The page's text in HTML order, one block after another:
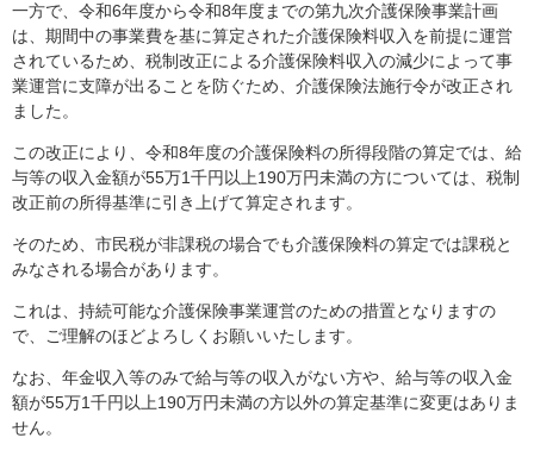
一方で、令和6年度から令和8年度までの第九次介護保険事業計画
は、期間中の事業費を基に算定された介護保険料収入を前提に運営
されているため、税制改正による介護保険料収入の減少によって事
業運営に支障が出ることを防ぐため、介護保険法施行令が改正され
ました。
この改正により、令和8年度の介護保険料の所得段階の算定では、給
与等の収入金額が55万1千円以上190万円未満の方については、税制
改正前の所得基準に引き上げて算定されます。
そのため、市民税が非課税の場合でも介護保険料の算定では課税と
みなされる場合があります。
これは、持続可能な介護保険事業運営のための措置となりますの
で、ご理解のほどよろしくお願いいたします。
なお、年金収入等のみで給与等の収入がない方や、給与等の収入金
額が55万1千円以上190万円未満の方以外の算定基準に変更はありま
せん。